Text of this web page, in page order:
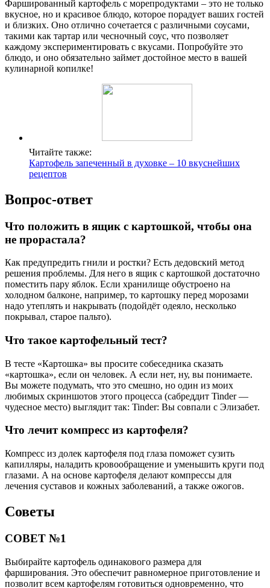
Фаршированный картофель с морепродуктами – это не только
вкусное, но и красивое блюдо, которое порадует ваших гостей
и близких. Оно отлично сочетается с различными соусами,
такими как тартар или чесночный соус, что позволяет
каждому экспериментировать с вкусами. Попробуйте это
блюдо, и оно обязательно займет достойное место в вашей
кулинарной копилке!
Читайте также:
Картофель запеченный в духовке – 10 вкуснейших
рецептов
Вопрос-ответ
Что положить в ящик с картошкой, чтобы она
не прорастала?
Как предупредить гнили и ростки? Есть дедовский метод
решения проблемы. Для него в ящик с картошкой достаточно
поместить пару яблок. Если хранилище обустроено на
холодном балконе, например, то картошку перед морозами
надо утеплять и накрывать (подойдёт одеяло, несколько
покрывал, старое пальто).
Что такое картофельный тест?
В тесте «Картошка» вы просите собеседника сказать
«картошка», если он человек. А если нет, ну, вы понимаете.
Вы можете подумать, что это смешно, но один из моих
любимых скриншотов этого процесса (сабреддит Tinder —
чудесное место) выглядит так: Tinder: Вы совпали с Элизабет.
Что лечит компресс из картофеля?
Компресс из долек картофеля под глаза поможет сузить
капилляры, наладить кровообращение и уменьшить круги под
глазами. А на основе картофеля делают компрессы для
лечения суставов и кожных заболеваний, а также ожогов.
Советы
СОВЕТ №1
Выбирайте картофель одинакового размера для
фарширования. Это обеспечит равномерное приготовление и
позволит всем картофелям готовиться одновременно, что